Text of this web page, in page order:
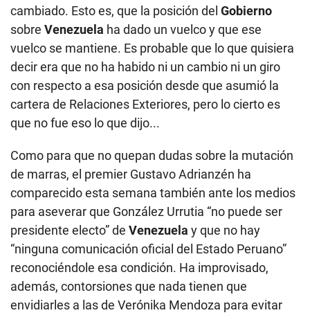
cambiado. Esto es, que la posición del Gobierno
sobre Venezuela ha dado un vuelco y que ese
vuelco se mantiene. Es probable que lo que quisiera
decir era que no ha habido ni un cambio ni un giro
con respecto a esa posición desde que asumió la
cartera de Relaciones Exteriores, pero lo cierto es
que no fue eso lo que dijo...
Como para que no quepan dudas sobre la mutación
de marras, el premier Gustavo Adrianzén ha
comparecido esta semana también ante los medios
para aseverar que González Urrutia “no puede ser
presidente electo” de Venezuela y que no hay
“ninguna comunicación oficial del Estado Peruano”
reconociéndole esa condición. Ha improvisado,
además, contorsiones que nada tienen que
envidiarles a las de Verónika Mendoza para evitar